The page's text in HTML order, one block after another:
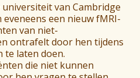
van Cambridge
een nieuw fMRI-
van niet-
ontrafelt door hen tijdens
te laten doen.
die niet kunnen